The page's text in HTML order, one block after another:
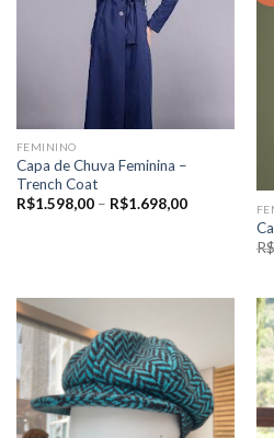
FEMININO
Capa de Chuva Feminina –
Trench Coat
R$1.598,00 – R$1.698,00Price
R$1.598,00
R$